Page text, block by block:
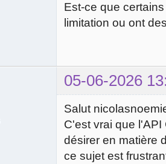
Est-ce que
limitation ou ont
05-06-2026
Salut
C'est vrai que
désirer en matière
ce sujet est